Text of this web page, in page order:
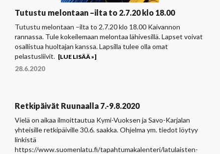
Tutustu melontaan –ilta to 2.7.20 klo 18.00
Tutustu melontaan –ilta to 2.7.20 klo 18.00 Kaivannon
rannassa. Tule kokeilemaan melontaa lähivesillä. Lapset voivat
osallistua huoltajan kanssa. Lapsilla tulee olla omat
pelastusliivit. [LUE LISÄÄ »]
28.6.2020
Retkipäivät Ruunaalla 7.-9.8.2020
Vielä on aikaa ilmoittautua Kymi-Vuoksen ja Savo-Karjalan
yhteisille retkipäiville 30.6. saakka. Ohjelma ym. tiedot löytyy
linkistä
https://www.suomenlatu.fi/tapahtumakalenteri/latulaisten-